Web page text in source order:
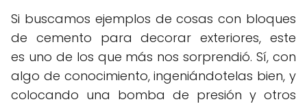
Si buscamos ejemplos de cosas con bloques
de cemento para decorar exteriores, este
es uno de los que más nos sorprendió. Sí, con
algo de conocimiento, ingeniándotelas bien, y
colocando una bomba de presión y otros